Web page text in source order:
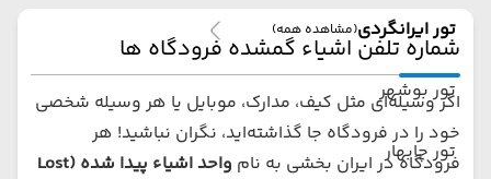
تور ایرانگردی(مشاهده همه)
تور بوشهر
تور چابهار
شماره تلفن اشیاء گمشده فرودگاه ها
اگر وسیله‌ای مثل کیف، مدارک، موبایل یا هر وسیله شخصی
خود را در فرودگاه جا گذاشته‌اید، نگران نباشید! هر
فرودگاه در ایران بخشی به نام
واحد اشیاء پیدا شده (Lost